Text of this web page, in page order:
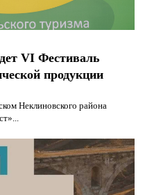
VI Фестиваль
продукции
Неклиновского района